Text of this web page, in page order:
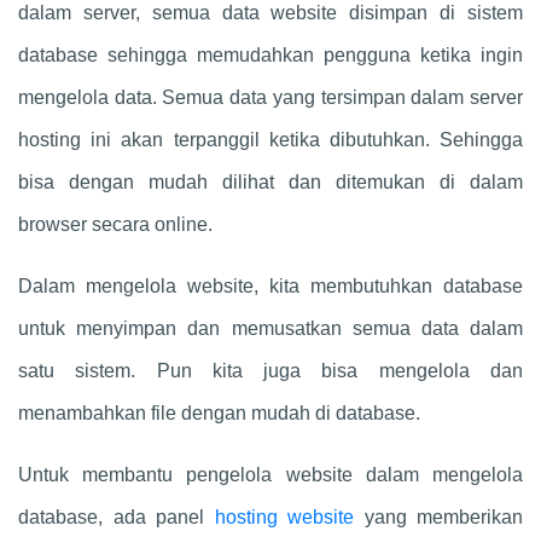
dalam server, semua data website disimpan di sistem
database sehingga memudahkan pengguna ketika ingin
mengelola data. Semua data yang tersimpan dalam server
hosting ini akan terpanggil ketika dibutuhkan. Sehingga
bisa dengan mudah dilihat dan ditemukan di dalam
browser secara online.
Dalam mengelola website, kita membutuhkan database
untuk menyimpan dan memusatkan semua data dalam
satu sistem. Pun kita juga bisa mengelola dan
menambahkan file dengan mudah di database.
Untuk membantu pengelola website dalam mengelola
database, ada panel hosting website yang memberikan